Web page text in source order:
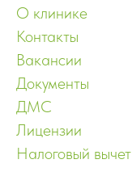
О клинике
Контакты
Вакансии
Документы
ДМС
Лицензии
Налоговый вычет